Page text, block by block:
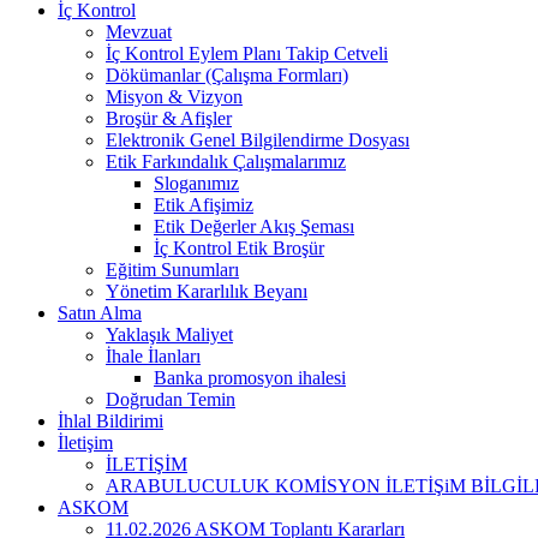
İç Kontrol
Mevzuat
İç Kontrol Eylem Planı Takip Cetveli
Dökümanlar (Çalışma Formları)
Misyon & Vizyon
Broşür & Afişler
Elektronik Genel Bilgilendirme Dosyası
Etik Farkındalık Çalışmalarımız
Sloganımız
Etik Afişimiz
Etik Değerler Akış Şeması
İç Kontrol Etik Broşür
Eğitim Sunumları
Yönetim Kararlılık Beyanı
Satın Alma
Yaklaşık Maliyet
İhale İlanları
Banka promosyon ihalesi
Doğrudan Temin
İhlal Bildirimi
İletişim
İLETİŞİM
ARABULUCULUK KOMİSYON İLETİŞiM
ASKOM
11.02.2026 ASKOM Toplantı Kararları